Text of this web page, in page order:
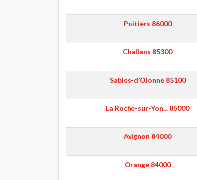
Poitiers 86000
Challans 85300
Sables-d’Olonne 85100
La Roche-sur-Yon... 85000
Avignon 84000
Orange 84000